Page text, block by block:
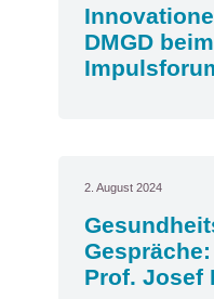
DMGD
2. August 2024
Prof. Josef